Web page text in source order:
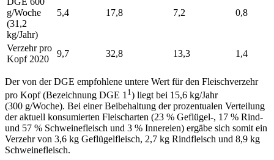
g/Woche
(31,2
kg/Jahr)
5,4 17,8 7,2 0,8
Verzehr pro
Kopf 2020
9,7 32,8 13,3 1,4
Der von der DGE empfohlene untere Wert für den Fleischverzehr
pro Kopf (Bezeichnung DGE 1 1 ) liegt bei 15,6 kg/Jahr
(300 g/Woche). Bei einer Beibehaltung der prozentualen Verteilung
der aktuell konsumierten Fleischarten (23 % Geflügel-, 17 % Rind-
und 57 % Schweinefleisch und 3 % Innereien) ergäbe sich somit ein
Verzehr von 3,6 kg Geflügelfleisch, 2,7 kg Rindfleisch und 8,9 kg
Schweinefleisch.